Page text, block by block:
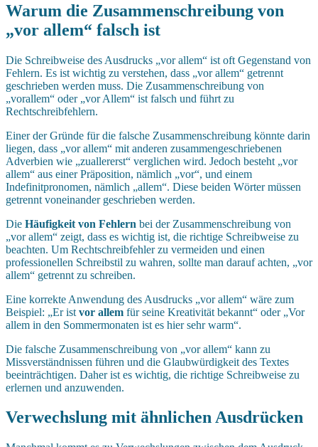
Warum die Zusammenschreibung von
„vor allem“ falsch ist
Die Schreibweise des Ausdrucks „vor allem“ ist oft Gegenstand von
Fehlern. Es ist wichtig zu verstehen, dass „vor allem“ getrennt
geschrieben werden muss. Die Zusammenschreibung von
„vorallem“ oder „vor Allem“ ist falsch und führt zu
Rechtschreibfehlern.
Einer der Gründe für die falsche Zusammenschreibung könnte darin
liegen, dass „vor allem“ mit anderen zusammengeschriebenen
Adverbien wie „zuallererst“ verglichen wird. Jedoch besteht „vor
allem“ aus einer Präposition, nämlich „vor“, und einem
Indefinitpronomen, nämlich „allem“. Diese beiden Wörter müssen
getrennt voneinander geschrieben werden.
Die Häufigkeit von Fehlern bei der Zusammenschreibung von
„vor allem“ zeigt, dass es wichtig ist, die richtige Schreibweise zu
beachten. Um Rechtschreibfehler zu vermeiden und einen
professionellen Schreibstil zu wahren, sollte man darauf achten, „vor
allem“ getrennt zu schreiben.
Eine korrekte Anwendung des Ausdrucks „vor allem“ wäre zum
Beispiel: „Er ist vor allem für seine Kreativität bekannt“ oder „Vor
allem in den Sommermonaten ist es hier sehr warm“.
Die falsche Zusammenschreibung von „vor allem“ kann zu
Missverständnissen führen und die Glaubwürdigkeit des Textes
beeinträchtigen. Daher ist es wichtig, die richtige Schreibweise zu
erlernen und anzuwenden.
Verwechslung mit ähnlichen Ausdrücken